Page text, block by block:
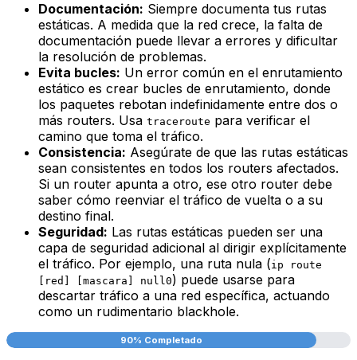
Documentación: Siempre documenta tus rutas
estáticas. A medida que la red crece, la falta de
documentación puede llevar a errores y dificultar
la resolución de problemas.
Evita bucles: Un error común en el enrutamiento
estático es crear bucles de enrutamiento, donde
los paquetes rebotan indefinidamente entre dos o
más routers. Usa traceroute para verificar el
camino que toma el tráfico.
Consistencia: Asegúrate de que las rutas estáticas
sean consistentes en todos los routers afectados.
Si un router apunta a otro, ese otro router debe
saber cómo reenviar el tráfico de vuelta o a su
destino final.
Seguridad: Las rutas estáticas pueden ser una
capa de seguridad adicional al dirigir explícitamente
el tráfico. Por ejemplo, una ruta nula (ip route
[red] [mascara] null0) puede usarse para
descartar tráfico a una red específica, actuando
como un rudimentario blackhole.
90% Completado